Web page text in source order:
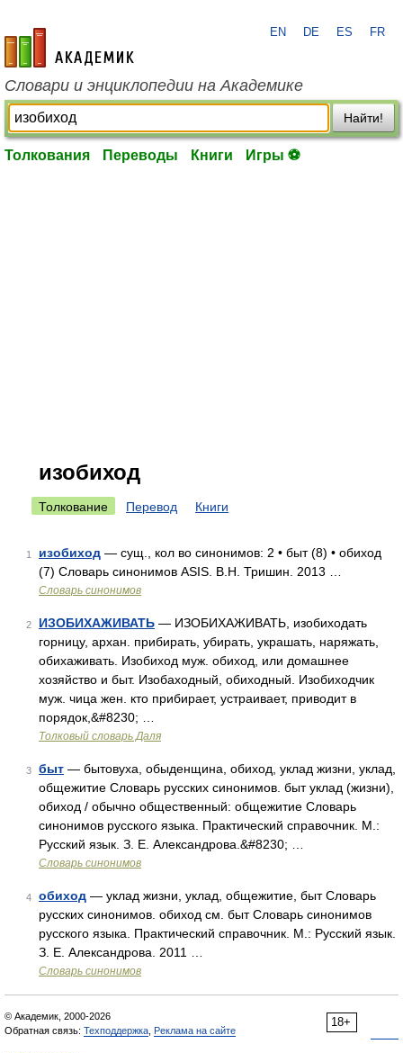
academic.ru
EN DE ES FR
Словари и энциклопедии на Академике
Найти!
Толкования Переводы Книги Игры ⚽
изобиход
Толкование Перевод Книги
1 изобиход — сущ., кол во синонимов: 2 • быт (8) • обиход
(7) Словарь синонимов ASIS. В.Н. Тришин. 2013 …
Словарь синонимов
2 ИЗОБИХАЖИВАТЬ — ИЗОБИХАЖИВАТЬ, изобиходать
горницу, архан. прибирать, убирать, украшать, наряжать,
обихаживать. Изобиход муж. обиход, или домашнее
хозяйство и быт. Изобаходный, обиходный. Изобиходчик
муж. чица жен. кто прибирает, устраивает, приводит в
порядок,&#8230; …
Толковый словарь Даля
3 быт — бытовуха, обыденщина, обиход, уклад жизни, уклад,
общежитие Словарь русских синонимов. быт уклад (жизни),
обиход / обычно общественный: общежитие Словарь
синонимов русского языка. Практический справочник. М.:
Русский язык. З. Е. Александрова.&#8230; …
Словарь синонимов
4 обиход — уклад жизни, уклад, общежитие, быт Словарь
русских синонимов. обиход см. быт Словарь синонимов
русского языка. Практический справочник. М.: Русский язык.
З. Е. Александрова. 2011 …
Словарь синонимов
18+
© Академик, 2000-2026
Обратная связь: Техподдержка Реклама на сайте